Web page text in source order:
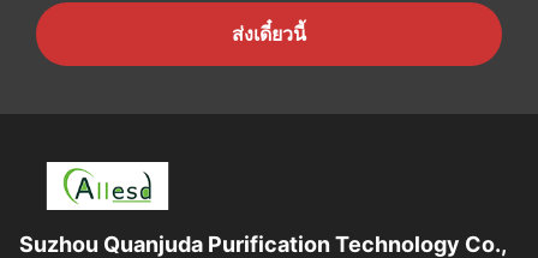
ส่งเดี๋ยวนี้
Suzhou Quanjuda Purification Technology Co.,